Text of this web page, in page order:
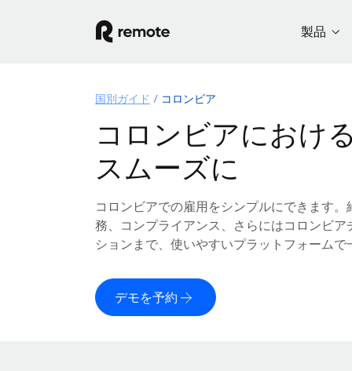
製品
国別ガイド コロンビア
コロンビアにおけ
スムーズに
コロンビアでの雇用をシンプルにできます
務、コンプライアンス、さらにはコロンビ
ションまで、使いやすいプラットフォーム
デモを予約